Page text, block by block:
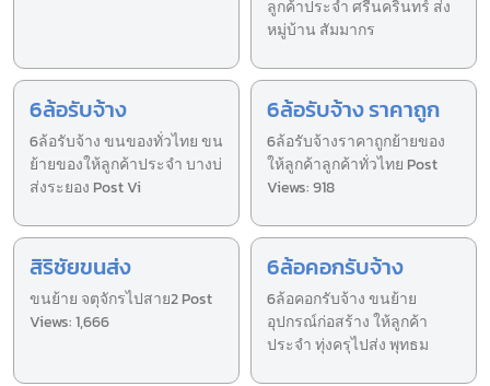
ลูกค้าประจำ ศรีนครินทร์ ส่ง
หมู่บ้าน สัมมากร
6ล้อรับจ้าง
6ล้อรับจ้าง ขนของทั่วไทย ขน
ย้ายของให้ลูกค้าประจำ บางบ่
ส่งระยอง Post Vi
6ล้อรับจ้าง ราคาถูก
6ล้อรับจ้างราคาถูกย้ายของ
ให้ลูกค้าลูกค้าทั่วไทย Post
Views: 918
สิริชัยขนส่ง
ขนย้าย จตุจักรไปสาย2 Post
Views: 1,666
6ล้อคอกรับจ้าง
6ล้อคอกรับจ้าง ขนย้าย
อุปกรณ์ก่อสร้าง ให้ลูกค้า
ประจำ ทุ่งครุไปส่ง พุทธม